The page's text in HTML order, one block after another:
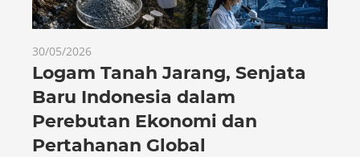
30/05/2026
Logam Tanah Jarang, Senjata
Baru Indonesia dalam
Perebutan Ekonomi dan
Pertahanan Global